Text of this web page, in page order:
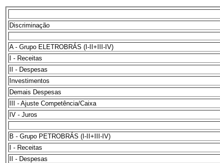
Discriminação
A - Grupo ELETROBRÁS (I-II+III-IV)
I - Receitas
II - Despesas
Investimentos
Demais Despesas
III - Ajuste Competência/Caixa
IV - Juros
B - Grupo PETROBRÁS (I-II+III-IV)
I - Receitas
II - Despesas